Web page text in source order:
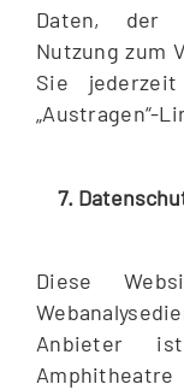
Daten, der
Nutzung zum
Sie
„Austragen“-
7.
Diese
Anbieter